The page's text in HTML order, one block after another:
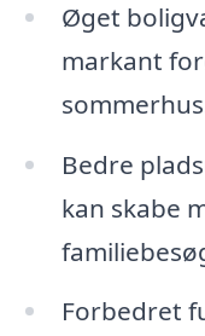
Øget
markant
Bedre
kan skabe
Forbedret